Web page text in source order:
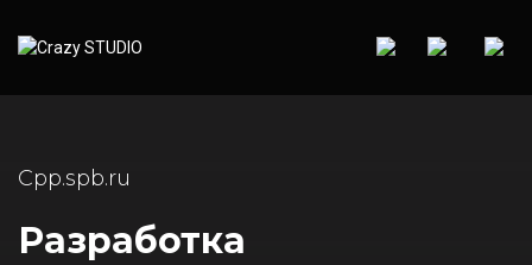
Cpp.spb.ru
Разработка